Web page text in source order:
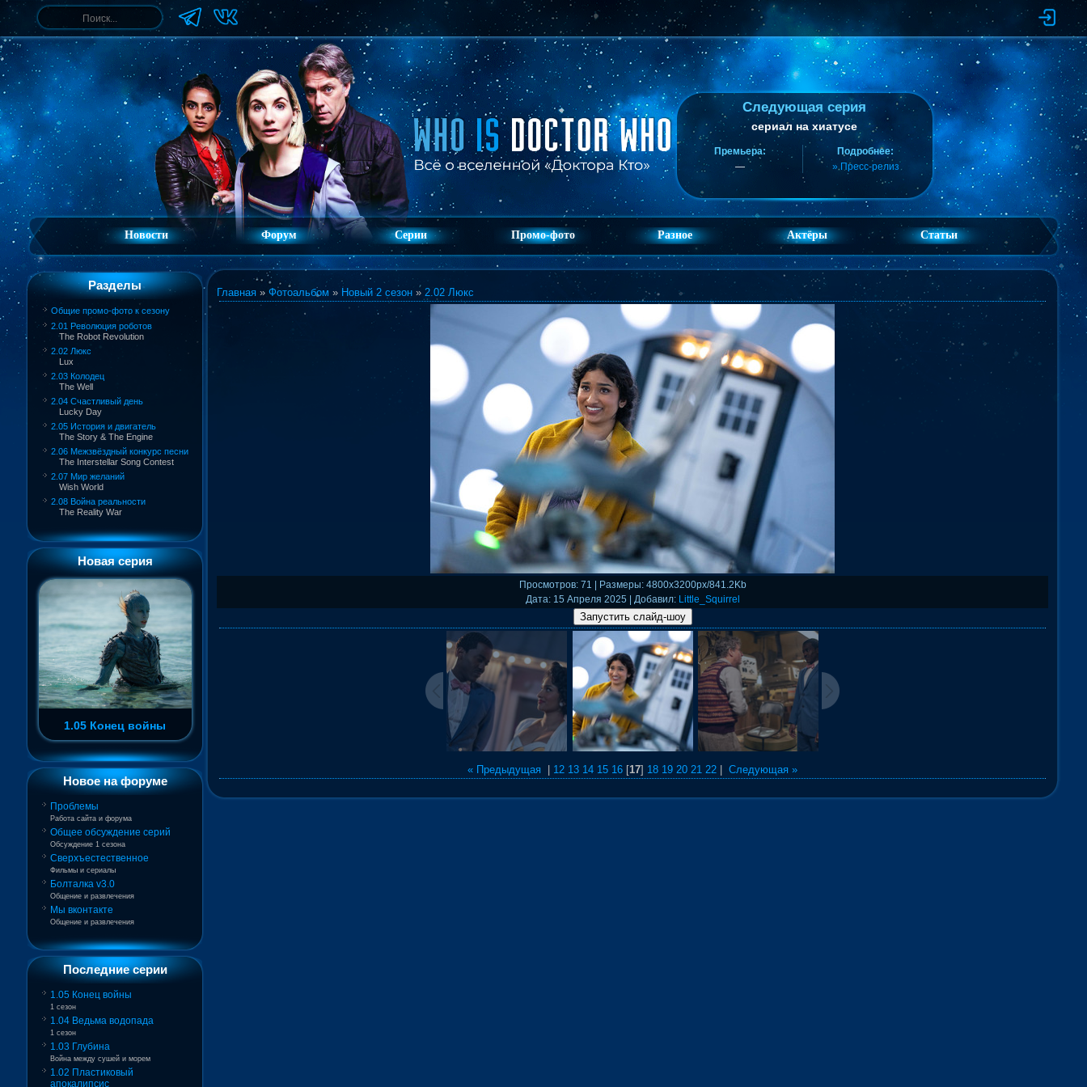
Следующая серия
сериал на хиатусе
Премьера:
—
Подробнее:
» Пресс-релиз
Новости Форум Серии Промо-фото Разное Актёры Статьи
Разделы
Общие промо-фото к сезону
2.01 Революция роботов
The Robot Revolution
2.02 Люкс
Lux
2.03 Колодец
The Well
2.04 Счастливый день
Lucky Day
2.05 История и двигатель
The Story & The Engine
2.06 Межзвёздный конкурс песни
The Interstellar Song Contest
2.07 Мир желаний
Wish World
2.08 Война реальности
The Reality War
Новая серия
1.05 Конец войны
Новое на форуме
Проблемы
Работа сайта и форума
Общее обсуждение серий
Обсуждение 1 сезона
Сверхъестественное
Фильмы и сериалы
Болталка v3.0
Общение и развлечения
Мы вконтакте
Общение и развлечения
Последние серии
1.05 Конец войны
1 сезон
1.04 Ведьма водопада
1 сезон
1.03 Глубина
Война между сушей и морем
1.02 Пластиковый
апокалипсис
Главная » Фотоальбом » Новый 2 сезон » 2.02 Люкс
Просмотров: 71 | Размеры: 4800x3200px/841.2Kb
Дата: 15 Апреля 2025 | Добавил: Little_Squirrel
« Предыдущая 12 13 14 15 16 [17] 18 19 20 21 22 Следующая »